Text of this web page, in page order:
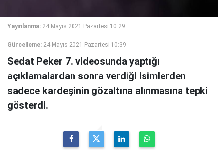
Yayınlanma: 24 Mayıs 2021 Pazartesi 10:29
Güncelleme: 24 Mayıs 2021 Pazartesi 10:39
Sedat Peker 7. videosunda yaptığı
açıklamalardan sonra verdiği isimlerden
sadece kardeşinin gözaltına alınmasına tepki
gösterdi.